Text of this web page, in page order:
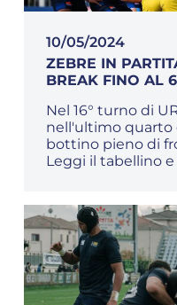
10/05/2024
ZEBRE IN
BREAK FINO AL
Nel 16° turno di
nell'ultimo quarto
bottino pieno di
Leggi il tabellino